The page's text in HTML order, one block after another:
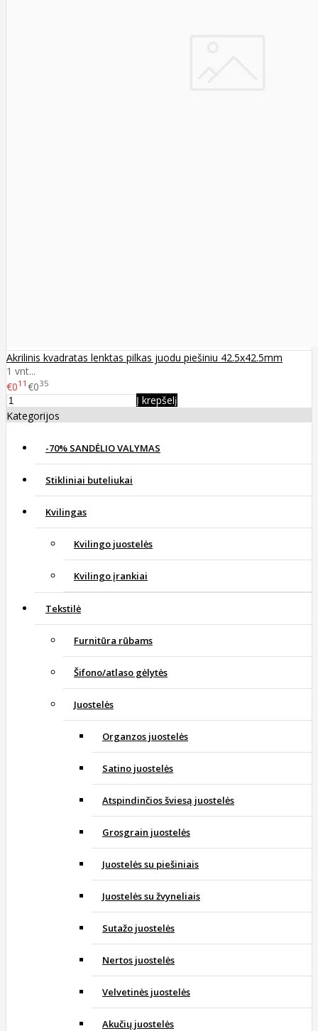
Akrilinis kvadratas lenktas pilkas juodu piešiniu 42.5x42.5mm
1 vnt...
€011 €035
Į krepšelį
Kategorijos
-70% SANDĖLIO VALYMAS
Stikliniai buteliukai
Kvilingas
Kvilingo juostelės
Kvilingo įrankiai
Tekstilė
Furnitūra rūbams
Šifono/atlaso gėlytės
Juostelės
Organzos juostelės
Satino juostelės
Atspindinčios šviesą juostelės
Grosgrain juostelės
Juostelės su piešiniais
Juostelės su žvyneliais
Sutažo juostelės
Nertos juostelės
Velvetinės juostelės
Akučių juostelės